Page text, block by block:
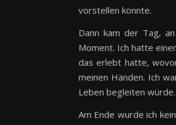
vorstellen konnte.
Dann kam der Tag,
Moment. Ich hatte
das erlebt hatte,
meinen Händen. Ich
Leben begleiten würde.
Am Ende wurde ich